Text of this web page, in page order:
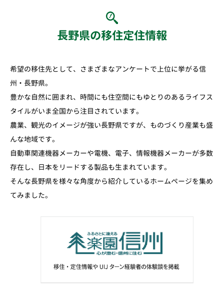
長野県の移住定住情報
希望の移住先として、さまざまなアンケートで上位に挙がる信
州・長野県。
豊かな自然に囲まれ、時間にも住空間にもゆとりのあるライフス
タイルがいま全国から注目されています。
農業、観光のイメージが強い長野県ですが、ものづくり産業も盛
んな地域です。
自動車関連機器メーカーや電機、電子、情報機器メーカーが多数
存在し、日本をリードする製品も生まれています。
そんな長野県を様々な角度から紹介しているホームページを集め
てみました。